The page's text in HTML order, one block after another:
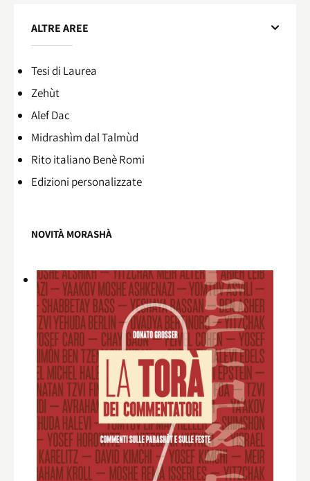
ALTRE AREE
Tesi di Laurea
Zehùt
Alef Dac
Midrashìm dal Talmùd
Rito italiano Benè Romi​
Edizioni personalizzate
NOVITÀ MORASHÀ